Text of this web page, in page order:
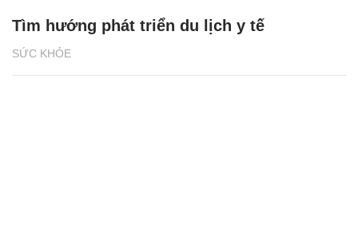
SỨC KHỎE
Tìm hướng phát triển du lịch y tế